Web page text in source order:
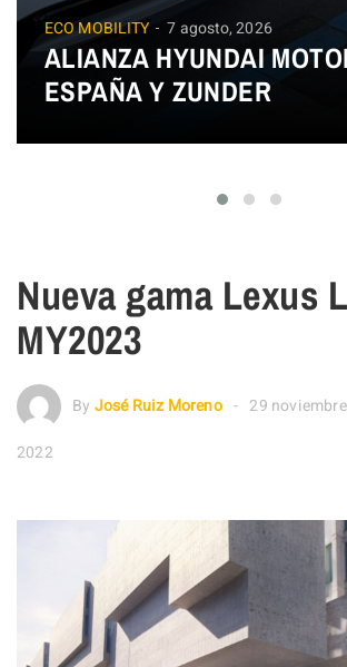
ECO MOBILITY 7 agosto, 2026
ALIANZA HYUNDAI
ESPAÑA Y ZUNDER
Nueva gama Lexus
MY2023
By José Ruiz Moreno
29
2022